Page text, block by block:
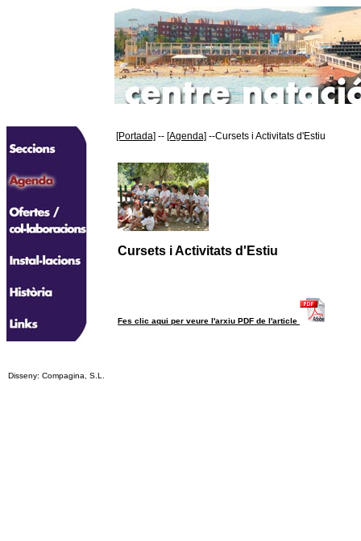
[Portada] -- [Agenda] --Cursets i Activitats d'Estiu
Cursets i Activitats d'Estiu
Fes clic aqui per veure l'arxiu PDF de l'article
Disseny: Compagina, S.L.